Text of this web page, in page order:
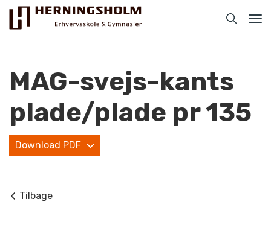
For ledige
MAG-svejs-kants
plade/plade pr 135
Download PDF
Tilbage